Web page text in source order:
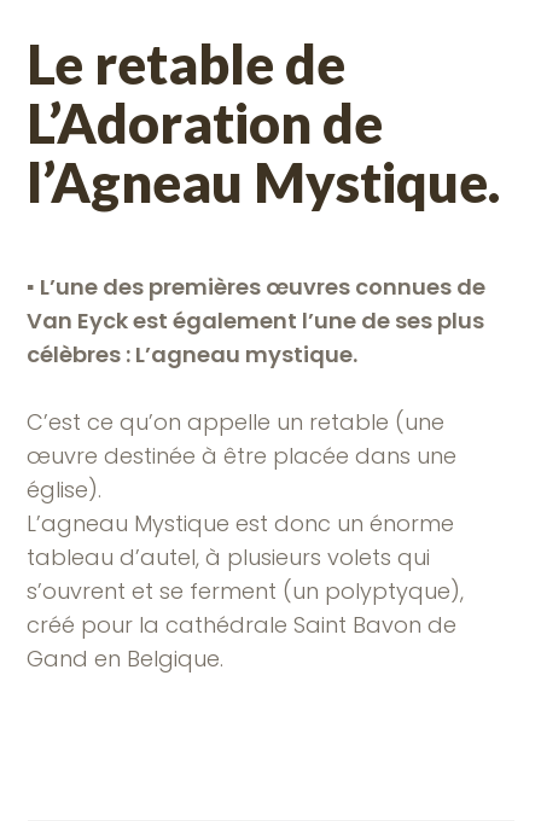
Le retable de
L’Adoration de
l’Agneau Mystique.
▪︎ L’une des premières œuvres connues de
Van Eyck est également l’une de ses plus
célèbres : L’agneau mystique.
C’est ce qu’on appelle un retable (une
œuvre destinée à être placée dans une
église).
L’agneau Mystique est donc un énorme
tableau d’autel, à plusieurs volets qui
s’ouvrent et se ferment (un polyptyque),
créé pour la cathédrale Saint Bavon de
Gand en Belgique.